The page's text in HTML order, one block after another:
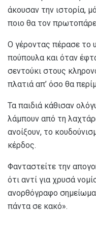
άκουσαν την ιστορία,
ποιο θα τον
Ο γέροντας πέρασε το
πούπουλα και όταν
σεντούκι στους
πλατιά απ’ όσο θα
Τα παιδιά κάθισαν
λάμπουν από τη
ανοίξουν, το
κέρδος.
Φανταστείτε την
ότι αντί για χρυσά
ανορθόγραφο σημείωμα
πάντα σε κακό».